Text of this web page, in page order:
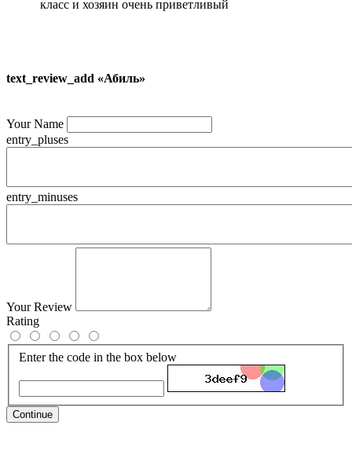
класс и хозяин очень приветливый
text_review_add «Абиль»
Your Name
entry_pluses
entry_minuses
Your Review
Rating
Enter the code in the box below
Continue